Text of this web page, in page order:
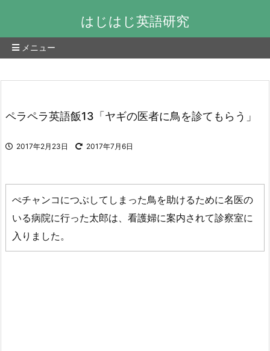
はじはじ英語研究
メニュー
ペラペラ英語飯13「ヤギの医者に鳥を診てもらう」
2017年2月23日 2017年7月6日
ぺチャンコにつぶしてしまった鳥を助けるために名医の
いる病院に行った太郎は、看護婦に案内されて診察室に
入りました。